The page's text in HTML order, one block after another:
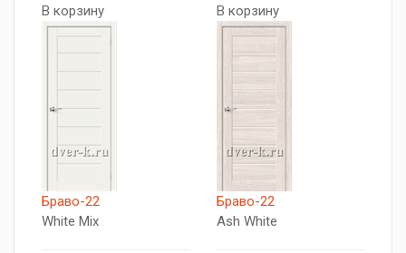
В корзину
В корзину
Браво-22
White Mix
Браво-22
Ash White